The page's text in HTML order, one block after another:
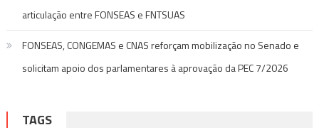
articulação entre FONSEAS e FNTSUAS
FONSEAS, CONGEMAS e CNAS reforçam mobilização no Senado e
solicitam apoio dos parlamentares à aprovação da PEC 7/2026
TAGS